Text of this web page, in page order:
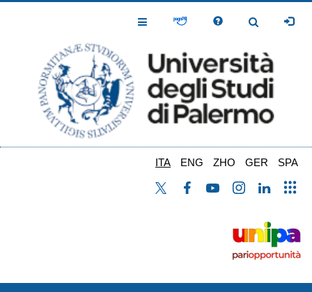
Toggle
Toggle
ITA ENG ZHO GER SPA